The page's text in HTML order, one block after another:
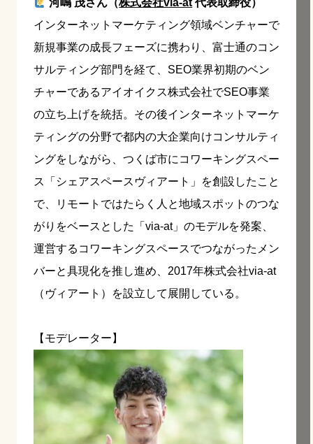
河嶋 茂さん（株式会社via-at代表取締役）
インターネットマーケティング領域ベンチャーで
新規事業の成長フェーズに携わり、富士通のコン
サルティング部門を経て、SEO業界初期のベン
チャーであるアイオイクス株式会社でSEO事業
の立ち上げを統括。その後インターネットマーケ
ティングの分野で都内の大企業向けコンサルティ
ングをしながら、つくば市にコワーキングスペー
ス「シェアスペースヴィアート」を創設したこと
で、リモートではたらく人と地域スポットのつな
がりをベースとした「via-at」のモデルを発案、
運営するコワーキングスペースでつながったメン
バーと具現化を推し進め、2017年株式会社via-at
（ヴィアート）を設立して展開している。
【モデレーター】